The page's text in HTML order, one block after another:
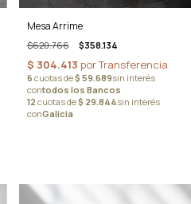
Mesa Arrime
$620.766 $358.134